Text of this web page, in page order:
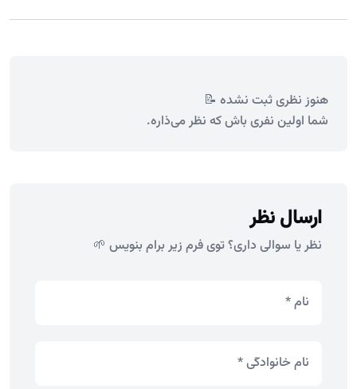
هنوز نظری ثبت نشده 📝
شما اولین نفری باش که نظر می‌ذاره.
ارسال نظر
نظر یا سوالی داری؟ توی فرم زیر برام بنویس 🌱